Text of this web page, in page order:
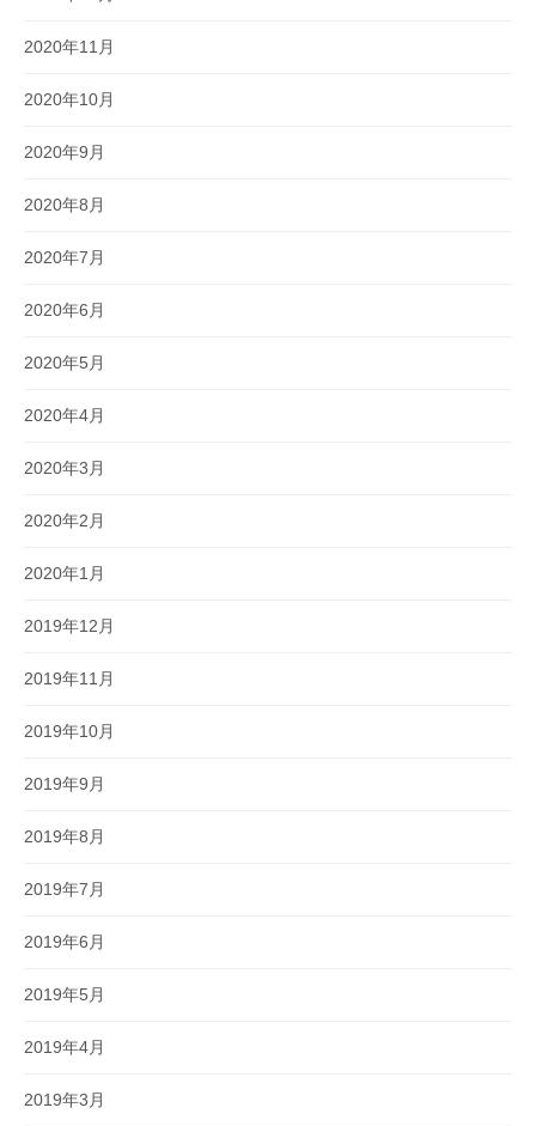
2020年11月
2020年10月
2020年9月
2020年8月
2020年7月
2020年6月
2020年5月
2020年4月
2020年3月
2020年2月
2020年1月
2019年12月
2019年11月
2019年10月
2019年9月
2019年8月
2019年7月
2019年6月
2019年5月
2019年4月
2019年3月